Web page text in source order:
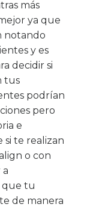
más
ya que
notando
y es
decidir si
tus
podrían
pero
e
te realizan
o con
que tu
de manera